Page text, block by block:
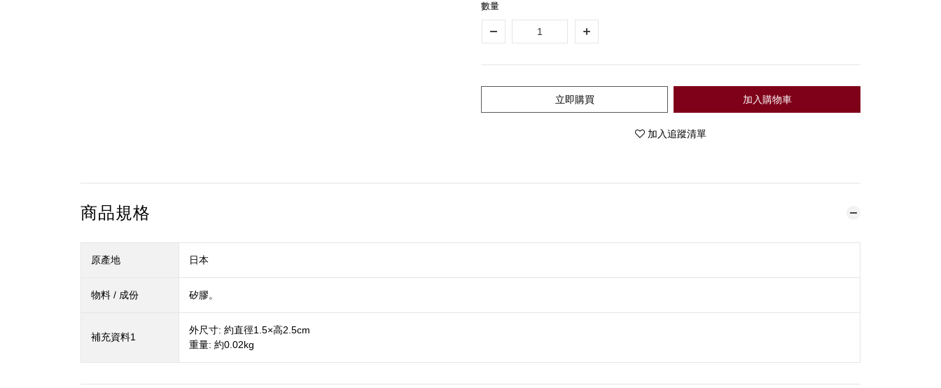
數量
加入購物車
立即購買
加入追蹤清單
商品規格
原產地 日本
物料 / 成份 矽膠。
補充資料1
外尺寸: 約直徑1.5×高2.5cm
重量: 約0.02kg